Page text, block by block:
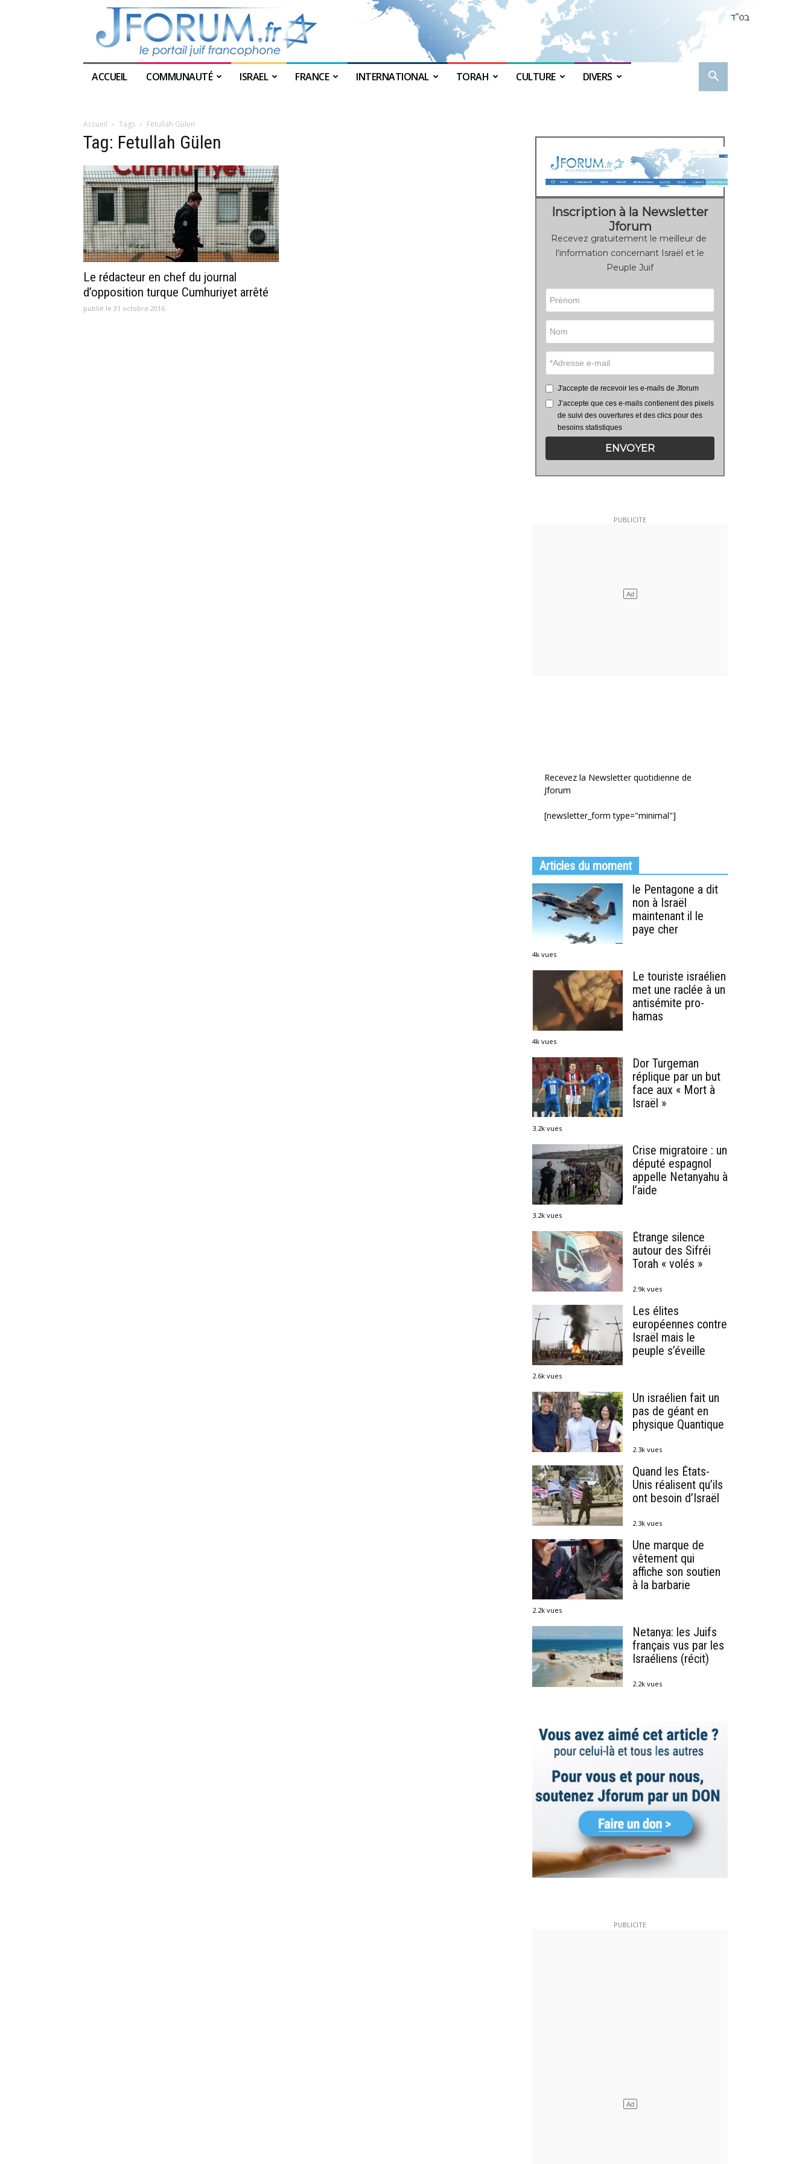
ACCUEIL COMMUNAUTÉ ISRAEL FRANCE INTERNATIONAL TORAH CULTURE DIVERS
Accueil Tags Fetullah Gülen
Tag: Fetullah Gülen
Le rédacteur en chef du journal
d’opposition turque Cumhuriyet arrêté
publié le 31 octobre 2016
Inscription à la Newsletter
Jforum
Recevez gratuitement le meilleur de
l'information concernant Israël et le
Peuple Juif
J'accepte de recevoir les e-mails de Jforum
J’accepte que ces e-mails contienent des pixels
de suivi des ouvertures et des clics pour des
besoins statistiques
ENVOYER
Recevez la Newsletter quotidienne de
Jforum
[newsletter_form type="minimal"]
Articles du moment
le Pentagone a dit
non à Israël
maintenant il le
paye cher
4k vues
Le touriste israélien
met une raclée à un
antisémite pro-
hamas
4k vues
Dor Turgeman
réplique par un but
face aux « Mort à
Israël »
3.2k vues
Crise migratoire : un
député espagnol
appelle Netanyahu à
l’aide
3.2k vues
Étrange silence
autour des Sifréi
Torah « volés »
2.9k vues
Les élites
européennes contre
Israël mais le
peuple s’éveille
2.6k vues
Un israélien fait un
pas de géant en
physique Quantique
2.3k vues
Quand les États-
Unis réalisent qu’ils
ont besoin d’Israël
2.3k vues
Une marque de
vêtement qui
affiche son soutien
à la barbarie
2.2k vues
Netanya: les Juifs
français vus par les
Israéliens (récit)
2.2k vues